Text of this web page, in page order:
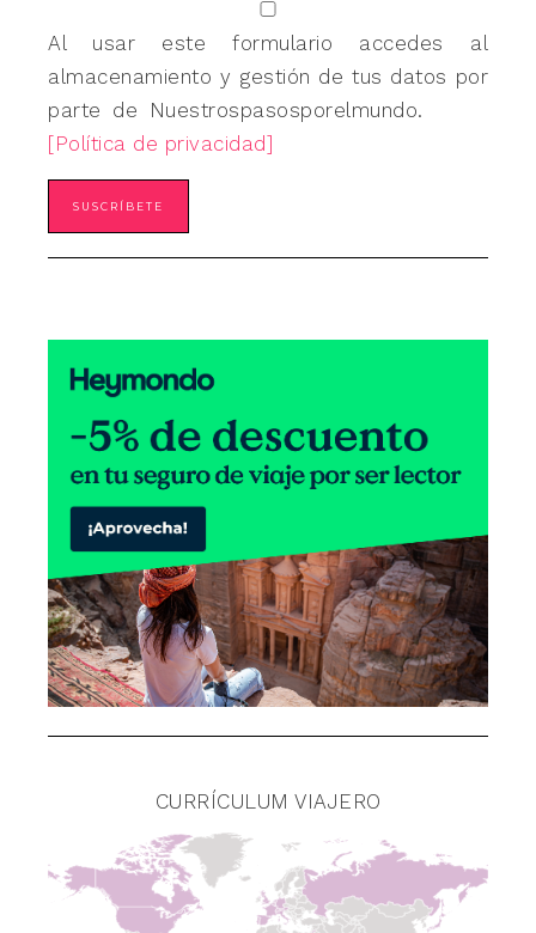
Al usar este formulario accedes al
almacenamiento y gestión de tus datos por
parte de Nuestrospasosporelmundo.
[Política de privacidad]
CURRÍCULUM VIAJERO